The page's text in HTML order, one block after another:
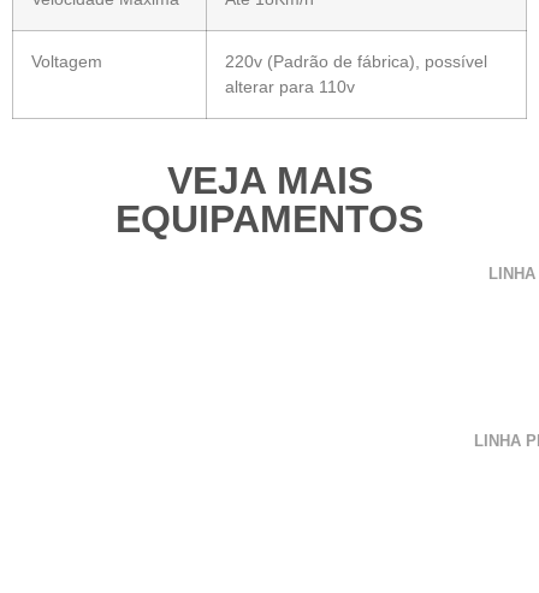
Voltagem
220v (Padrão de fábrica), possível
alterar para 110v
VEJA MAIS
EQUIPAMENTOS
LINHA